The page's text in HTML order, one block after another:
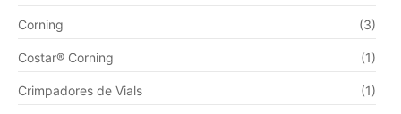
Corning (3)
Costar® Corning (1)
Crimpadores de Vials (1)